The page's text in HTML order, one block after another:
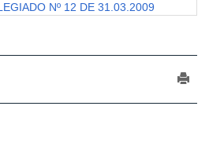
Nº 12 DE 31.03.2009